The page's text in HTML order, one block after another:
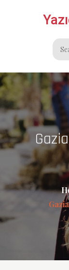
Search
for: